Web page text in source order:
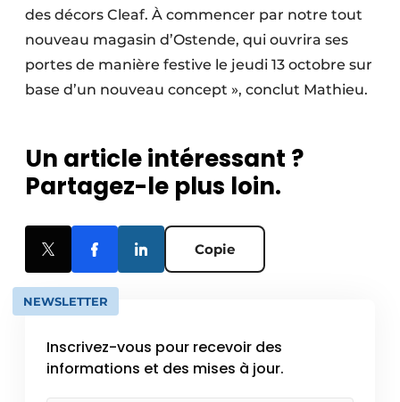
des décors Cleaf. À commencer par notre tout
nouveau magasin d’Ostende, qui ouvrira ses
portes de manière festive le jeudi 13 octobre sur
base d’un nouveau concept », conclut Mathieu.
Un article intéressant ?
Partagez-le plus loin.
Copie
NEWSLETTER
Inscrivez-vous pour recevoir des
informations et des mises à jour.